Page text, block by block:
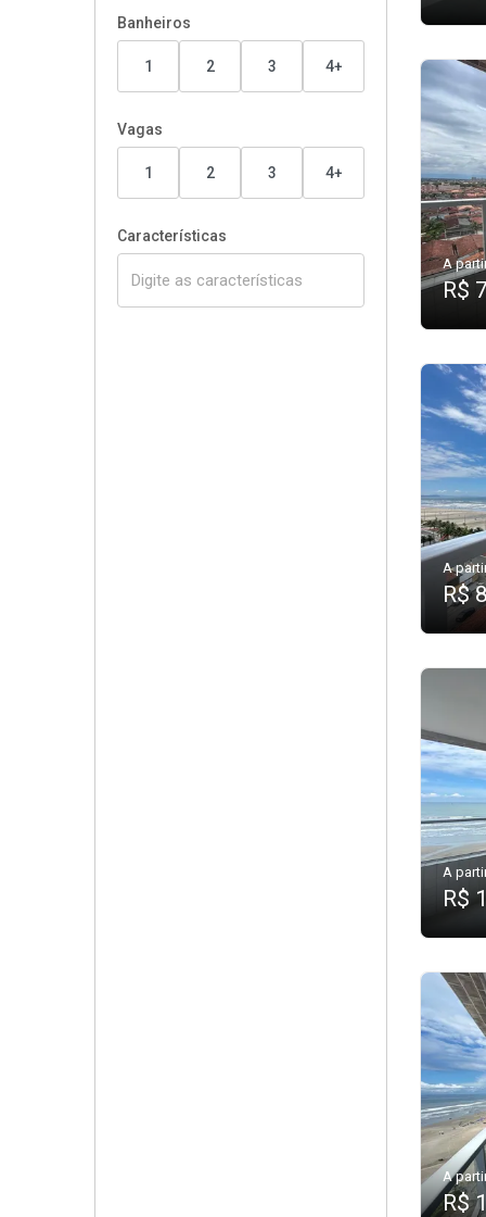
Banheiros
1 2 3 4+
Vagas
1 2 3 4+
Características
A
R$
A
R$
A
R$
A
R$